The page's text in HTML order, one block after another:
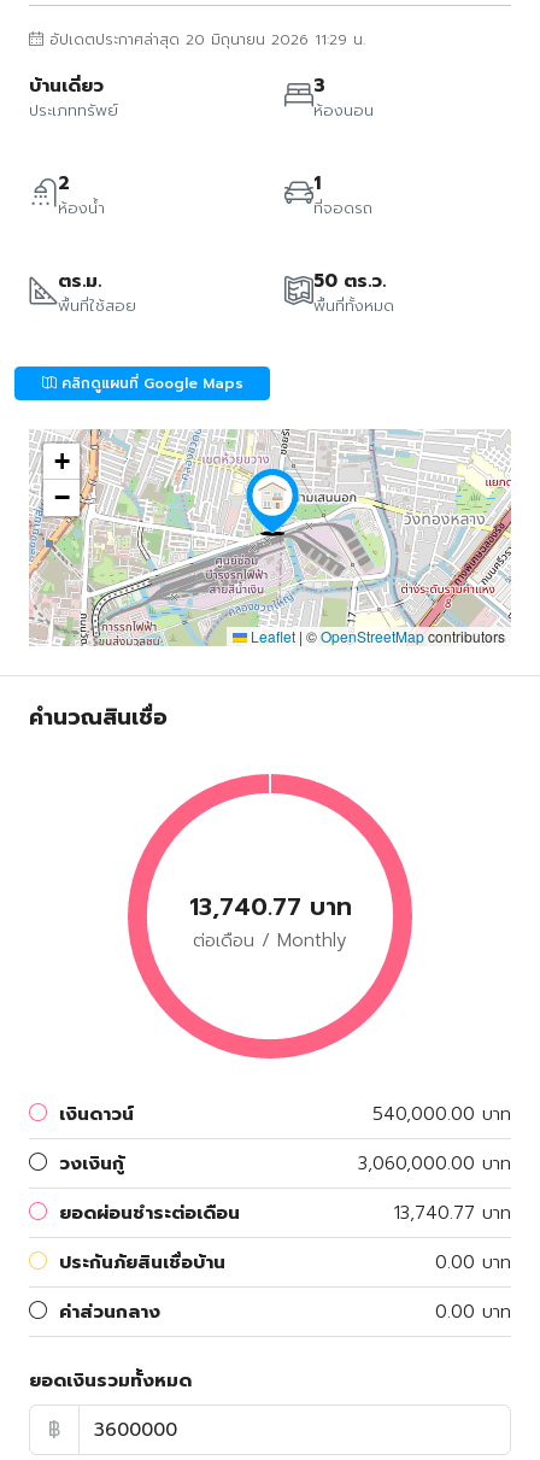
อัปเดตประกาศล่าสุด 20 มิถุนายน 2026 11:29 น.
บ้านเดี่ยว
ประเภททรัพย์
3
ห้องนอน
2
ห้องน้ำ
1
ที่จอดรถ
ตร.ม.
พื้นที่ใช้สอย
50 ตร.ว.
พื้นที่ทั้งหมด
คลิกดูแผนที่ Google Maps
+
−
Leaflet | ©OpenStreetMapcontributors
คำนวณสินเชื่อ
13,740.77 บาท
ต่อเดือน / Monthly
เงินดาวน์
540,000.00 บาท
วงเงินกู้
3,060,000.00 บาท
ยอดผ่อนชำระต่อเดือน
13,740.77 บาท
ประกันภัยสินเชื่อบ้าน
0.00 บาท
ค่าส่วนกลาง
0.00 บาท
ยอดเงินรวมทั้งหมด
฿